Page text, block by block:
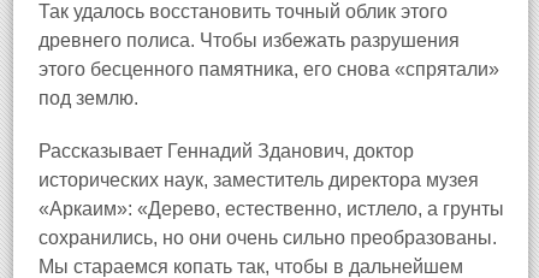
Так удалось восстановить точный облик этого
древнего полиса. Чтобы избежать разрушения
этого бесценного памятника, его снова «спрятали»
под землю.
Рассказывает Геннадий Зданович, доктор
исторических наук, заместитель директора музея
«Аркаим»: «Дерево, естественно, истлело, а грунты
сохранились, но они очень сильно преобразованы.
Мы стараемся копать так, чтобы в дальнейшем